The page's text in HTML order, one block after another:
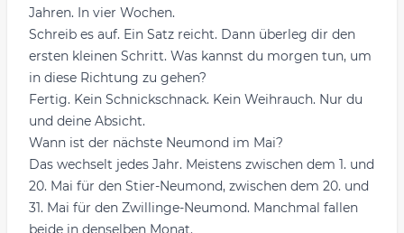
Jahren. In vier Wochen.
Schreib es auf. Ein Satz reicht. Dann überleg dir den
ersten kleinen Schritt. Was kannst du morgen tun, um
in diese Richtung zu gehen?
Fertig. Kein Schnickschnack. Kein Weihrauch. Nur du
und deine Absicht.
Wann ist der nächste Neumond im Mai?
Das wechselt jedes Jahr. Meistens zwischen dem 1. und
20. Mai für den Stier-Neumond, zwischen dem 20. und
31. Mai für den Zwillinge-Neumond. Manchmal fallen
beide in denselben Monat.